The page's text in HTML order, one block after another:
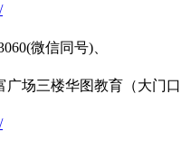
微信同号)、
场三楼华图教育（大门口